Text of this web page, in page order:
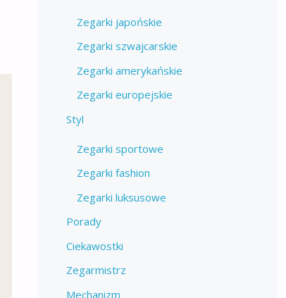
Zegarki japońskie
Zegarki szwajcarskie
Zegarki amerykańskie
Zegarki europejskie
Styl
Zegarki sportowe
Zegarki fashion
Zegarki luksusowe
Porady
Ciekawostki
Zegarmistrz
Mechanizm